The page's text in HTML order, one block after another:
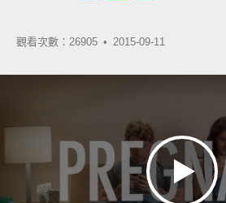
觀看次數：26905 • 2015-09-11